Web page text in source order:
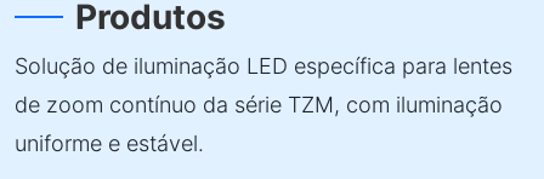
Produtos
Solução de iluminação LED específica para lentes
de zoom contínuo da série TZM, com iluminação
uniforme e estável.